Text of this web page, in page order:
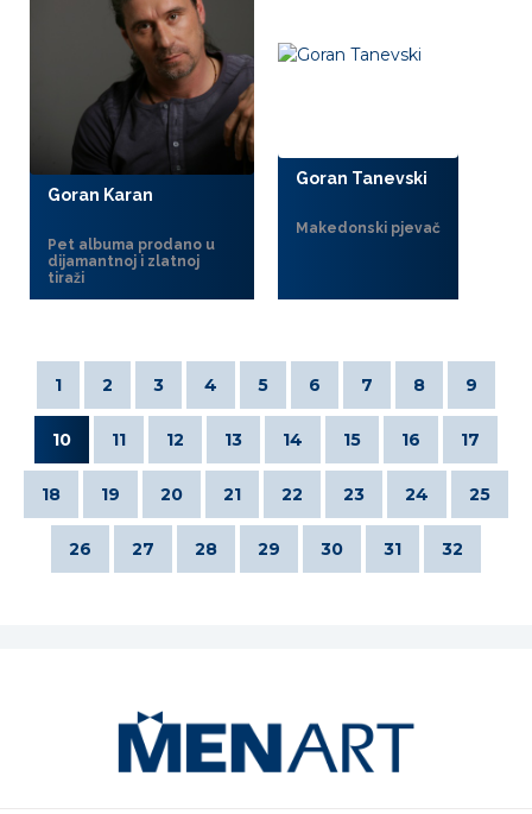
Goran Karan
Pet albuma prodano u
dijamantnoj i zlatnoj
tiraži
Goran Tanevski
Makedonski pjevač
1 2 3 4 5 6 7 8 9
10 11 12 13 14 15 16 17
18 19 20 21 22 23 24 25
26 27 28 29 30 31 32